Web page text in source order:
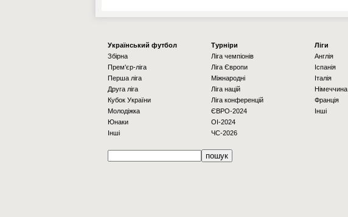
Українcький футбол
Збірна
Прем'єр-ліга
Перша ліга
Друга ліга
Кубок України
Молодіжка
Юнаки
Інші
Турніри
Ліга чемпіонів
Ліга Європи
Міжнародні
Ліга націй
Ліга конференцій
ЄВРО-2024
OI-2024
ЧС-2026
Ліги
Англія
Іспанія
Італія
Німеччина
Франція
Інші